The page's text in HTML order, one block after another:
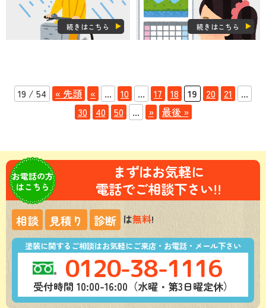
続きはこちら 続きはこちら
19 / 54 « 先頭 « ... 10 ... 17 18 19 20 21
...
30
40 50 ... » 最後 »
お電話の方
はこちら
まずはお気軽に
電話でご相談下さい!!
相談 見積り 診断 は無料!
塗装に関するご相談はお気軽にご来店・お電話・メール下さい
0120-38-1116
受付時間 10:00-16:00（水曜・第3日曜定休）